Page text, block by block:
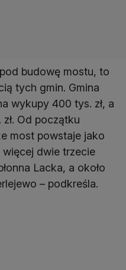
budowę mostu, to
tych gmin. Gmina
wykupy 400 tys. zł, a
Od początku
most powstaje jako
dwie trzecie
Lacka, a około
– podkreśla.